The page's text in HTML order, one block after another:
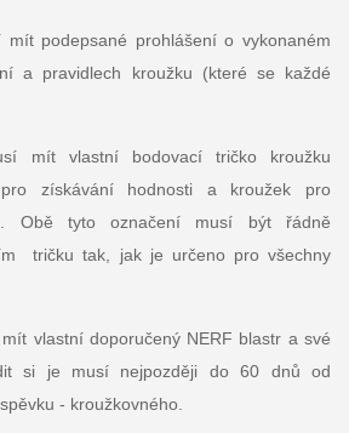
mít podepsané prohlášení o vykonaném
a pravidlech kroužku (které se každé
mít vlastní bodovací tričko kroužku
získávání hodnosti a kroužek pro
Obě tyto označení musí být řádně
tričku tak, jak je určeno pro všechny
vlastní doporučený NERF blastr a své
si je musí nejpozději do 60 dnů od
- kroužkovného.